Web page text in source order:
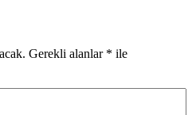
Gerekli alanlar * ile